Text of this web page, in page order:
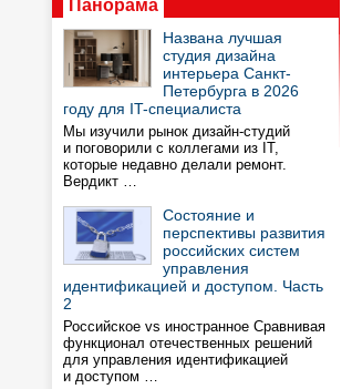
Панорама
Названа лучшая
студия дизайна
интерьера Санкт-
Петербурга в 2026
году для IT-специалиста
Мы изучили рынок дизайн-студий
и поговорили с коллегами из IT,
которые недавно делали ремонт.
Вердикт …
Состояние и
перспективы развития
российских систем
управления
идентификацией и доступом. Часть
2
Российское vs иностранное Сравнивая
функционал отечественных решений
для управления идентификацией
и доступом …